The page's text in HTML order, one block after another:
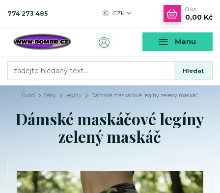
Menu
CZK
Hledat
774 273 485
0 ks
0,00 Kč
Úvod Ženy Legíny Dámské maskáčové legíny zelený maskáč
Dámské maskáčové legíny
zelený maskáč